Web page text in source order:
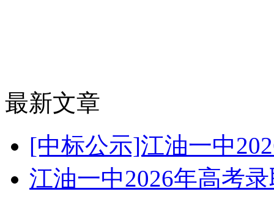
最新文章
[中标公示]江油一中
江油一中2026年高考